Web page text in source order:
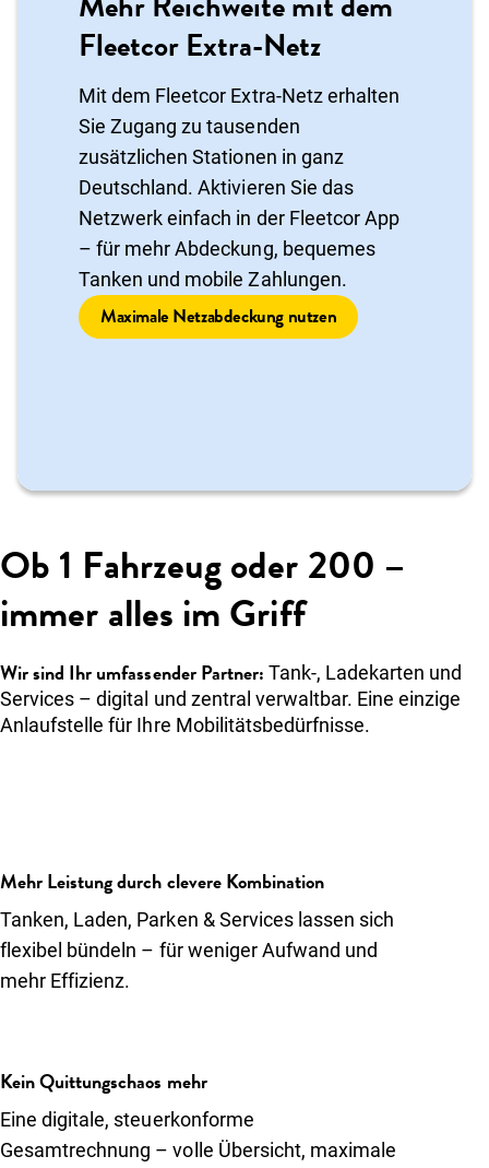
Fleetcor Extra-Netz
Mit dem Fleetcor Extra-Netz erhalten
Sie Zugang zu tausenden
zusätzlichen Stationen in ganz
Deutschland. Aktivieren Sie das
Netzwerk einfach in der Fleetcor App
– für mehr Abdeckung, bequemes
Tanken und mobile Zahlungen.
Maximale Netzabdeckung nutzen
Ob 1 Fahrzeug oder 200 –
immer alles im Griff
Wir sind Ihr umfassender Partner: Tank-, Ladekarten und
Services – digital und zentral verwaltbar. Eine einzige
Anlaufstelle für Ihre Mobilitätsbedürfnisse.
Mehr Leistung durch clevere Kombination
Tanken, Laden, Parken & Services lassen sich
flexibel bündeln – für weniger Aufwand und
mehr Effizienz.
Kein Quittungschaos mehr
Eine digitale, steuerkonforme
Gesamtrechnung – volle Übersicht, maximale